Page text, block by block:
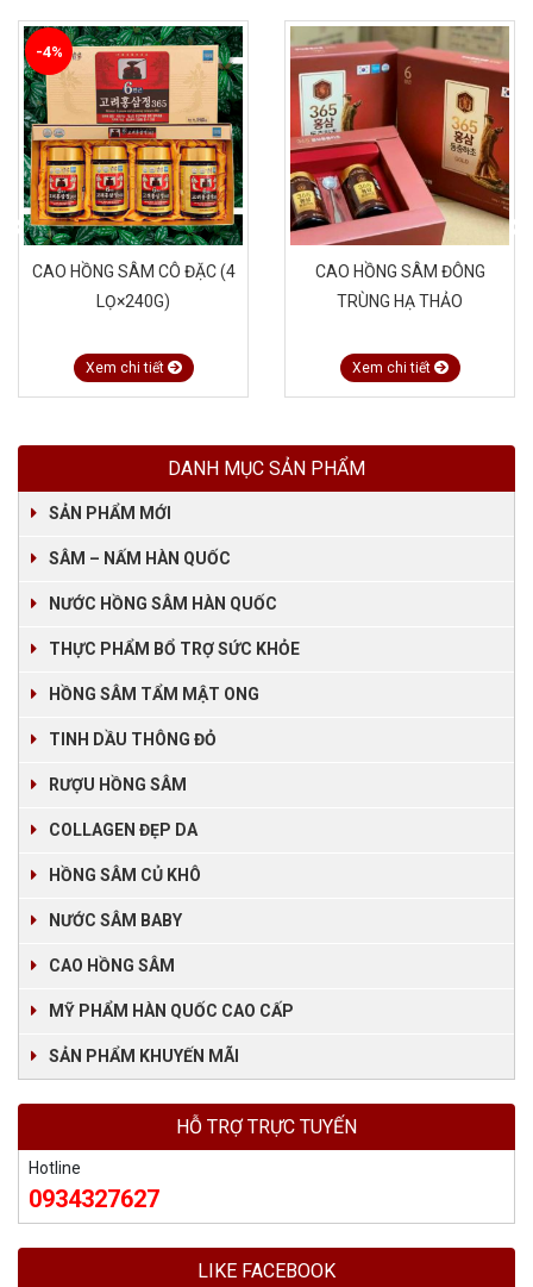
CAO HỒNG SÂM CÔ ĐẶC (4
LỌ×240G)
-4%
Xem chi tiết
CAO HỒNG SÂM ĐÔNG
TRÙNG HẠ THẢO
Xem chi tiết
DANH MỤC SẢN PHẨM
SẢN PHẨM MỚI
SÂM – NẤM HÀN QUỐC
NƯỚC HỒNG SÂM HÀN QUỐC
THỰC PHẨM BỔ TRỢ SỨC KHỎE
HỒNG SÂM TẨM MẬT ONG
TINH DẦU THÔNG ĐỎ
RƯỢU HỒNG SÂM
COLLAGEN ĐẸP DA
HỒNG SÂM CỦ KHÔ
NƯỚC SÂM BABY
CAO HỒNG SÂM
MỸ PHẨM HÀN QUỐC CAO CẤP
SẢN PHẨM KHUYẾN MÃI
HỖ TRỢ TRỰC TUYẾN
Hotline
0934327627
LIKE FACEBOOK